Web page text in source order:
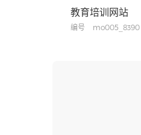
教育培训网站
编号 mo005_8390